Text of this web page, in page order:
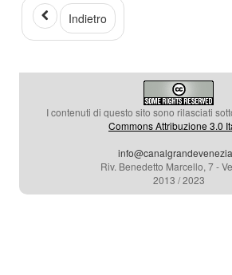
Indietro
I contenuti di questo sito sono rilasciati
Commons Attribuzione 3.0
Riv. Benedetto Marcello, 7 -
2013 / 2023